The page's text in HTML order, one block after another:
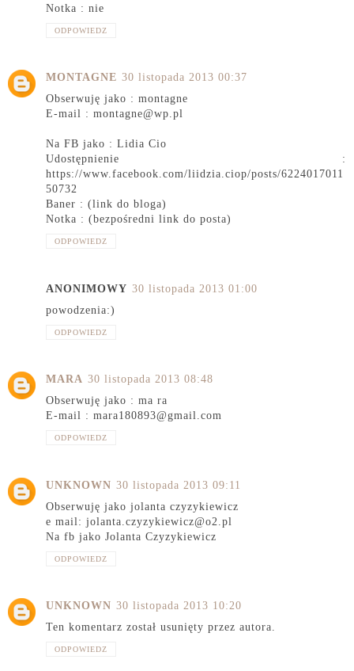
Notka : nie
ODPOWIEDZ
MONTAGNE 30 listopada 2013 00:37
Obserwuję jako : montagne
E-mail : montagne@wp.pl
Na FB jako : Lidia Cio
Udostępnienie :
https://www.facebook.com/liidzia.ciop/posts/6224017011
50732
Baner : (link do bloga)
Notka : (bezpośredni link do posta)
ODPOWIEDZ
ANONIMOWY 30 listopada 2013 01:00
powodzenia:)
ODPOWIEDZ
MARA 30 listopada 2013 08:48
Obserwuję jako : ma ra
E-mail : mara180893@gmail.com
ODPOWIEDZ
UNKNOWN 30 listopada 2013 09:11
Obserwuję jako jolanta czyzykiewicz
e mail: jolanta.czyzykiewicz@o2.pl
Na fb jako Jolanta Czyzykiewicz
ODPOWIEDZ
UNKNOWN 30 listopada 2013 10:20
Ten komentarz został usunięty przez autora.
ODPOWIEDZ